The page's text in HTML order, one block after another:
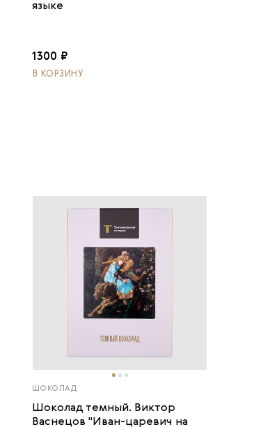
языке
1300 ₽
В КОРЗИНУ
ШОКОЛАД
Шоколад темный. Виктор
Васнецов "Иван-царевич на